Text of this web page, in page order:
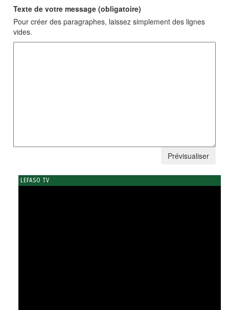
Texte de votre message (obligatoire)
Pour créer des paragraphes, laissez simplement des lignes
vides.
LEFASO TV